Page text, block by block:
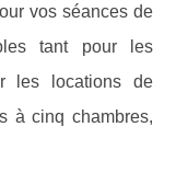
vos séances de
tant pour les
les locations de
à cinq chambres,